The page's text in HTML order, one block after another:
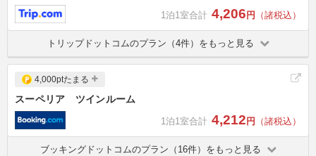
1泊1室合計 4,206 円 （諸税込）
トリップドットコムのプラン（4件）をもっと見る
4,000ptたまる
スーペリア ツインルーム
1泊1室合計 4,212 円 （諸税込）
ブッキングドットコムのプラン（16件）をもっと見る